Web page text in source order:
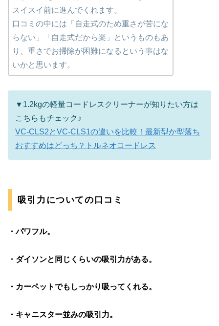
スイスイ前に進んでくれます。
口コミの中には「自走式のため重さが苦にな
らない」「自走式だから楽」というものもあ
り、重さでお掃除が困難になるという事はな
いかと思います。
▼1.2kgの軽量コードレスクリーナーが知りたい方は
こちらもチェック♪
VC-CLS2とVC-CLS1の違いを比較！最新型か型落ち
おすすめはどっち？トルネオコードレス
吸引力についての口コミ
・パワフル。
・ダイソンと同じくらいの吸引力がある。
・カーペットでもしっかり吸ってくれる。
・キャニスター並みの吸引力。